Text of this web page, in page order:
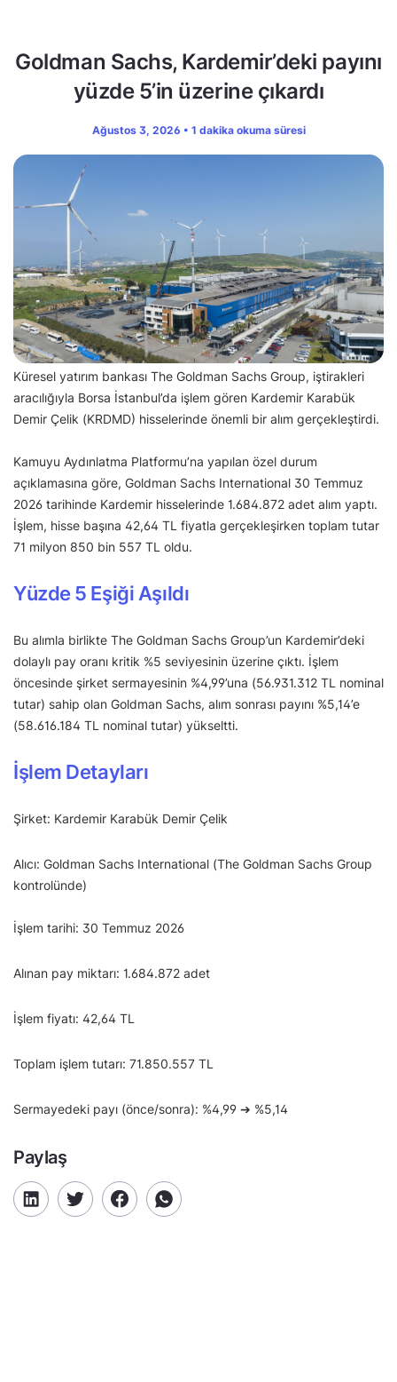
Goldman Sachs, Kardemir’deki payını
yüzde 5’in üzerine çıkardı
Ağustos 3, 2026 • 1 dakika okuma süresi
Küresel yatırım bankası The Goldman Sachs Group, iştirakleri
aracılığıyla Borsa İstanbul’da işlem gören Kardemir Karabük
Demir Çelik (KRDMD) hisselerinde önemli bir alım gerçekleştirdi.
Kamuyu Aydınlatma Platformu’na yapılan özel durum
açıklamasına göre, Goldman Sachs International 30 Temmuz
2026 tarihinde Kardemir hisselerinde 1.684.872 adet alım yaptı.
İşlem, hisse başına 42,64 TL fiyatla gerçekleşirken toplam tutar
71 milyon 850 bin 557 TL oldu.
Yüzde 5 Eşiği Aşıldı
Bu alımla birlikte The Goldman Sachs Group’un Kardemir’deki
dolaylı pay oranı kritik %5 seviyesinin üzerine çıktı. İşlem
öncesinde şirket sermayesinin %4,99’una (56.931.312 TL nominal
tutar) sahip olan Goldman Sachs, alım sonrası payını %5,14’e
(58.616.184 TL nominal tutar) yükseltti.
İşlem Detayları
Şirket: Kardemir Karabük Demir Çelik
Alıcı: Goldman Sachs International (The Goldman Sachs Group
kontrolünde)
İşlem tarihi: 30 Temmuz 2026
Alınan pay miktarı: 1.684.872 adet
İşlem fiyatı: 42,64 TL
Toplam işlem tutarı: 71.850.557 TL
Sermayedeki payı (önce/sonra): %4,99 ➔ %5,14
Paylaş